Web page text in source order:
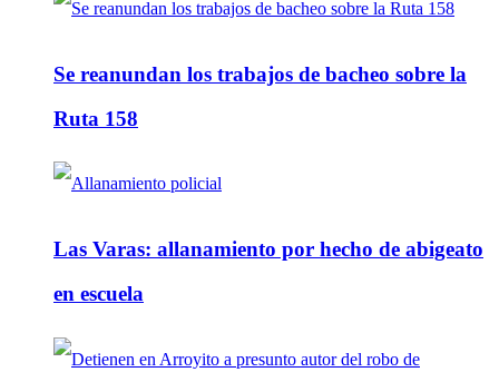
Se reanundan los trabajos de bacheo sobre la
Ruta 158
Las Varas: allanamiento por hecho de abigeato
en escuela